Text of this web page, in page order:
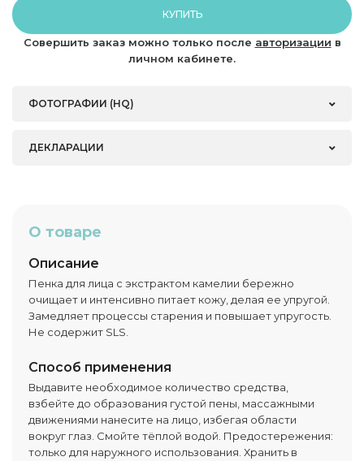
КУПИТЬ
Совершить заказ можно только после авторизации в
личном кабинете.
ФОТОГРАФИИ (HQ)
ДЕКЛАРАЦИИ
О товаре
Описание
Пенка для лица с экстрактом камелии бережно
очищает и интенсивно питает кожу, делая ее упругой.
Замедляет процессы старения и повышает упругость.
Не содержит SLS.
Способ применения
Выдавите необходимое количество средства,
взбейте до образования густой пены, массажными
движениями нанесите на лицо, избегая области
вокруг глаз. Смойте тёплой водой. Предостережения:
только для наружного использования. Хранить в